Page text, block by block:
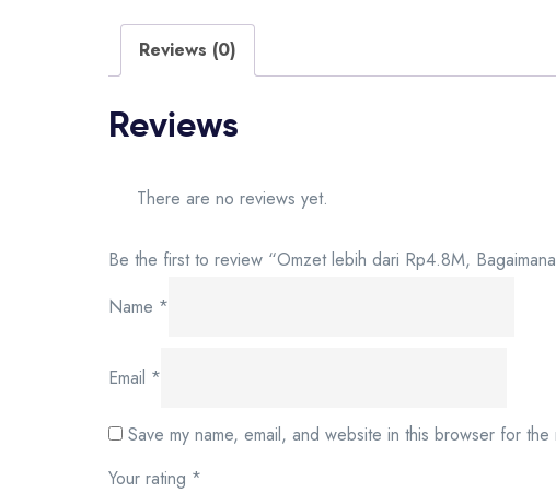
Reviews (0)
Reviews
There are no reviews yet.
Be the first to review “Omzet lebih dari Rp4.8M,
Name *
Email *
Save my name, email, and website in this browser for the
Your rating *